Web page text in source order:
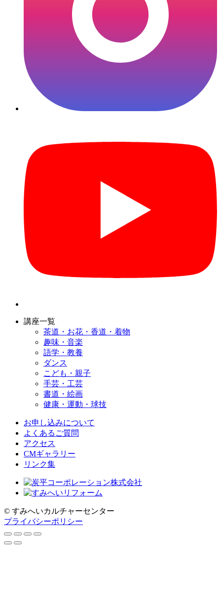
講座一覧
茶道・お花・香道・着物
趣味・音楽
語学・教養
ダンス
こども・親子
手芸・工芸
書道・絵画
健康・運動・球技
お申し込みについて
よくあるご質問
アクセス
CMギャラリー
リンク集
© すみへいカルチャーセンター
プライバシーポリシー